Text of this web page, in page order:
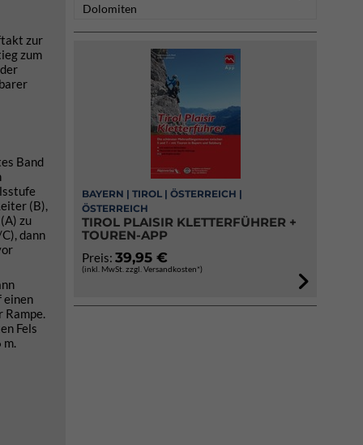
zur
zum
Band
(B),
zu
dann
einen
Rampe.
Fels
m.
Dolomiten
BAYERN | TIROL | ÖSTERREICH |
ÖSTERREICH
TIROL PLAISIR KLETTERFÜHRER +
TOUREN-APP
Preis: 39,95 €
(inkl. MwSt. zzgl. Versandkosten*)